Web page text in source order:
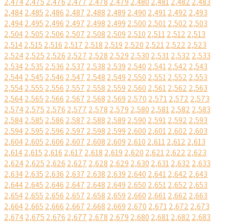
2,4842,485 2,486 2,487 2,488 2,489 2,490 2,4912,492 2,493
2,4942,495 2,496 2,497 2,498 2,499 2,500 2,5012,502 2,503
2,5042,505 2,506 2,507 2,508 2,509 2,510 2,5112,512 2,513
2,5142,515 2,516 2,517 2,518 2,519 2,520 2,5212,522 2,523
2,5242,525 2,526 2,527 2,528 2,529 2,530 2,5312,532 2,533
2,5342,535 2,536 2,537 2,538 2,539 2,540 2,5412,542 2,543
2,5442,545 2,546 2,547 2,548 2,549 2,550 2,5512,552 2,553
2,5542,555 2,556 2,557 2,558 2,559 2,560 2,5612,562 2,563
2,5642,565 2,566 2,567 2,568 2,569 2,570 2,5712,572 2,573
2,5742,575 2,576 2,577 2,578 2,579 2,580 2,5812,582 2,583
2,5842,585 2,586 2,587 2,588 2,589 2,590 2,5912,592 2,593
2,5942,595 2,596 2,597 2,598 2,599 2,600 2,6012,602 2,603
2,6042,605 2,606 2,607 2,608 2,609 2,610 2,6112,612 2,613
2,6142,615 2,616 2,617 2,618 2,619 2,620 2,6212,622 2,623
2,6242,625 2,626 2,627 2,628 2,629 2,630 2,6312,632 2,633
2,6342,635 2,636 2,637 2,638 2,639 2,640 2,6412,642 2,643
2,6442,645 2,646 2,647 2,648 2,649 2,650 2,6512,652 2,653
2,6542,655 2,656 2,657 2,658 2,659 2,660 2,6612,662 2,663
2,6642,665 2,666 2,667 2,668 2,669 2,670 2,6712,672 2,673
2,6742,675 2,676 2,677 2,678 2,679 2,680 2,6812,682 2,683